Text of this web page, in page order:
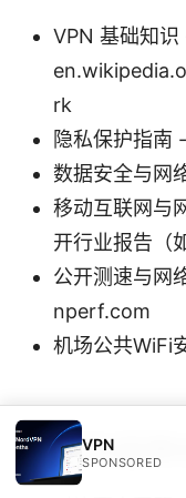
VPN 基础知识
rk
隐私保护指
数据安全与网
移动互联网与
开行业报告（
公开测速与网
nperf.com
机场公共WiFi
参考与延伸
VPN
SPONSORED